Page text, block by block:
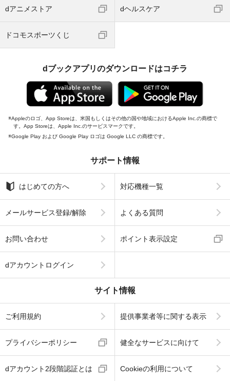
dアニメストア dヘルスケア
ドコモスポーツくじ
dブックアプリのダウンロードはコチラ
Appleのロゴ、App Storeは、米国もしくはその他の国や地域におけるApple Inc.の商標で
す。App Storeは、Apple Inc.のサービスマークです。
Google Play および Google Play ロゴは Google LLC の商標です。
サポート情報
はじめての方へ 対応機種一覧
メールサービス登録/解除 よくある質問
お問い合わせ ポイント表示設定
dアカウントログイン
サイト情報
ご利用規約 提供事業者等に関する表示
プライバシーポリシー 健全なサービスに向けて
dアカウント2段階認証とは Cookieの利用について